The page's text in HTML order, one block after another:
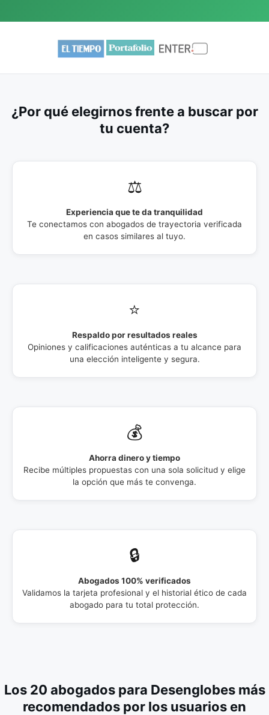
¿Por qué elegirnos frente a buscar por
tu cuenta?
⚖️
Experiencia que te da tranquilidad
Te conectamos con abogados de trayectoria verificada
en casos similares al tuyo.
⭐
Respaldo por resultados reales
Opiniones y calificaciones auténticas a tu alcance para
una elección inteligente y segura.
💰
Ahorra dinero y tiempo
Recibe múltiples propuestas con una sola solicitud y elige
la opción que más te convenga.
🔒
Abogados 100% verificados
Validamos la tarjeta profesional y el historial ético de cada
abogado para tu total protección.
Los 20 abogados para Desenglobes más
recomendados por los usuarios en